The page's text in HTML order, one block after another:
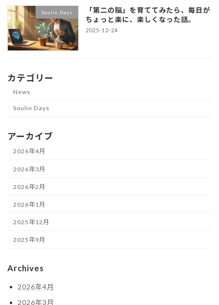
Soulin Days
「第二の脳」を育ててみたら、毎日が
ちょっと楽に、楽しくなった話。
2025-12-24
カテゴリー
News
Soulin Days
アーカイブ
2026年4月
2026年3月
2026年2月
2026年1月
2025年12月
2025年9月
Archives
2026年4月
2026年3月